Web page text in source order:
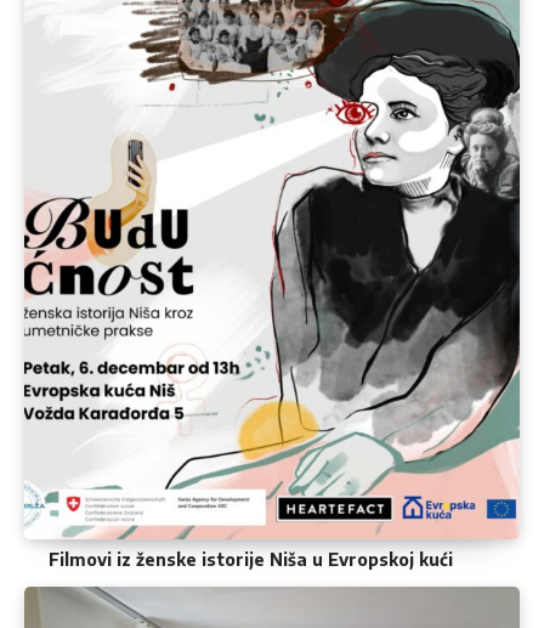
Filmovi iz ženske istorije Niša u Evropskoj kući